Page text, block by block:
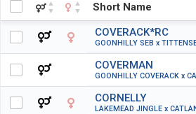
Short Name
Short Name
COVERACK*RC
GOONHILLY SEB x
COVERMAN
GOONHILLY COVERACK x
CORNELLY
LAKEMEAD JINGLE x